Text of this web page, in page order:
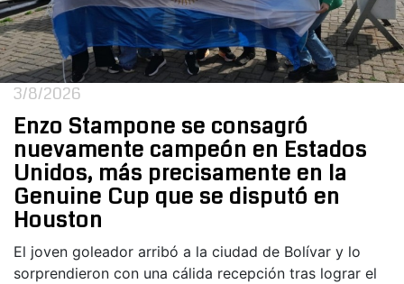
3/8/2026
Enzo Stampone se consagró
nuevamente campeón en Estados
Unidos, más precisamente en la
Genuine Cup que se disputó en
Houston
El joven goleador arribó a la ciudad de Bolívar y lo
sorprendieron con una cálida recepción tras lograr el